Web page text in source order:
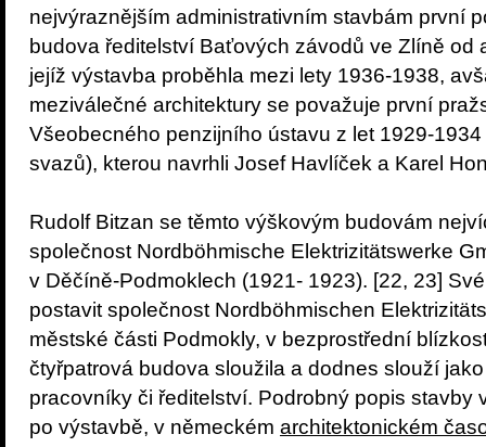
nejvýraznějším administrativním stavbám první
budova ředitelství Baťových závodů ve Zlíně od
jejíž výstavba proběhla mezi lety 1936-1938,
meziválečné architektury se považuje první
Všeobecného penzijního ústavu z let 1929-
svazů), kterou navrhli Josef Havlíček a Karel
Rudolf Bitzan se těmto výškovým budovám
společnost Nordböhmische Elektrizitätswerke
v Děčíně-Podmoklech (1921- 1923). [22, 23]
postavit společnost Nordböhmischen
městské části Podmokly, v bezprostřední
čtyřpatrová budova sloužila a dodnes slouží
pracovníky či ředitelství. Podrobný popis stavby
po výstavbě, v německém architektonickém